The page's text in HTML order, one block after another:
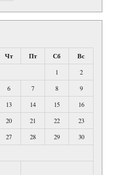
Чт Пт Сб Вс
1
2
6 7 8
9
13 14 15
16
20 21 22
23
27 28 29
30